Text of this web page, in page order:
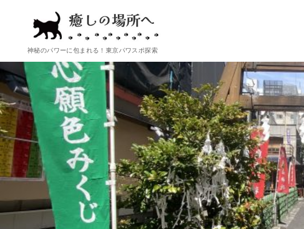
へ
移
動
神秘のパワーに包まれる！東京パワスポ探索